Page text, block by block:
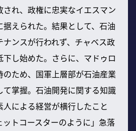
れ、政権に忠実なイエスマン
えられた。結果として、石油
ンスが行われず、チャベス政
し始めた。さらに、マドゥロ
ため、国軍上層部が石油産業
て掌握。石油開発に関する知識
による経営が横行したこと
トコースターのように」急落